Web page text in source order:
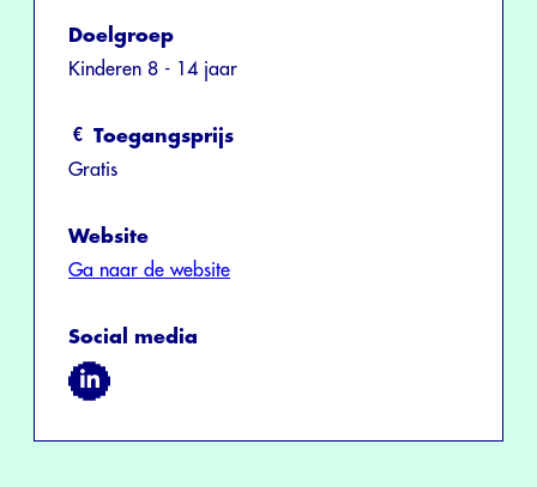
Doelgroep
Kinderen 8 - 14 jaar
Toegangsprijs
Gratis
Website
Ga naar de website
Social media